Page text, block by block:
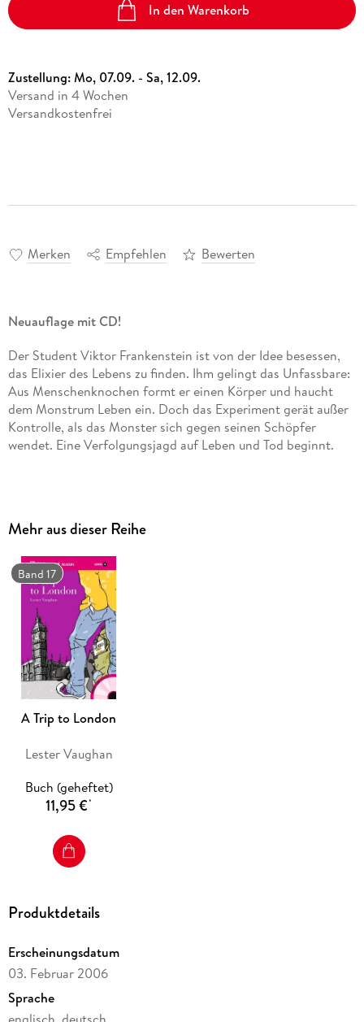
In den Warenkorb
Zustellung:Mo, 07.09. - Sa, 12.09.
Versand in 4 Wochen
Versandkostenfrei
Merken Empfehlen Bewerten
Neuauflage mit CD!
Der Student Viktor Frankenstein ist von der Idee besessen,
das Elixier des Lebens zu finden. Ihm gelingt das Unfassbare:
Aus Menschenknochen formt er einen Körper und haucht
dem Monstrum Leben ein. Doch das Experiment gerät außer
Kontrolle, als das Monster sich gegen seinen Schöpfer
wendet. Eine Verfolgungsjagd auf Leben und Tod beginnt.
Mehr aus dieser Reihe
Band 17
A Trip to London
Lester Vaughan
Buch (geheftet)
11,95 €*
Produktdetails
Erscheinungsdatum
03. Februar 2006
Sprache